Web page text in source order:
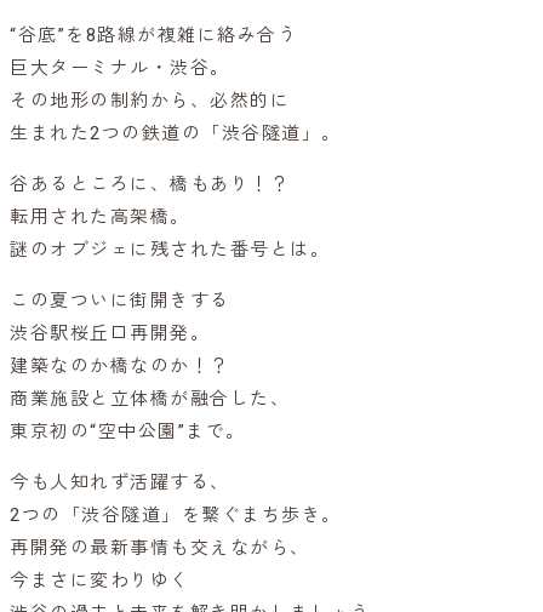
“谷底”を8路線が複雑に絡み合う
巨大ターミナル・渋谷。
その地形の制約から、必然的に
生まれた2つの鉄道の「渋谷隧道」。
谷あるところに、橋もあり！？
転用された高架橋。
謎のオブジェに残された番号とは。
この夏ついに街開きする
渋谷駅桜丘口再開発。
建築なのか橋なのか！？
商業施設と立体橋が融合した、
東京初の“空中公園”まで。
今も人知れず活躍する、
2つの「渋谷隧道」を繋ぐまち歩き。
再開発の最新事情も交えながら、
今まさに変わりゆく